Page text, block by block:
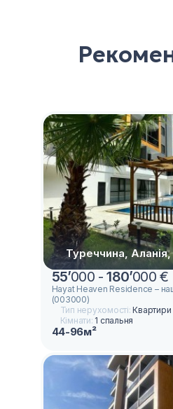
Туреччина,
55’000 -180’000 €
Hayat Heaven Residence –
(003000)
Тип нерухомості:Квартири
Кімнати: 1 спальня
44-96м²